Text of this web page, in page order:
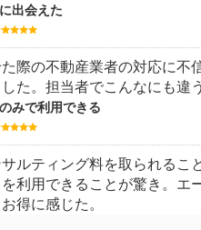
出会えた
際の不動産業者の対応に不
た。担当者でこんなにも違
みで利用できる
ルティング料を取られるこ
利用できることが驚き。エ
得に感じた。